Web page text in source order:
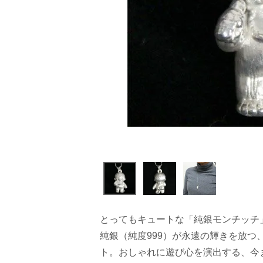
とってもキュートな「純銀モンチッチ
純銀（純度999）が永遠の輝きを放つ
ト。おしゃれに遊び心を演出する、